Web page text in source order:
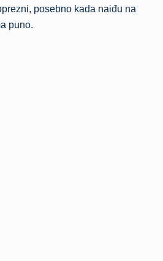
posebno kada naiđu na
puno.